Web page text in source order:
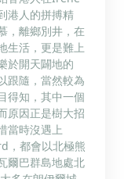
港人的拼搏精
，離鄉別井，在
生活，更是難上
於開天闢地的
跟隨，當然較為
得知，其中一個
原因正是樹大招
當時沒遇上
，都會以北極熊
爾巴群島地處北